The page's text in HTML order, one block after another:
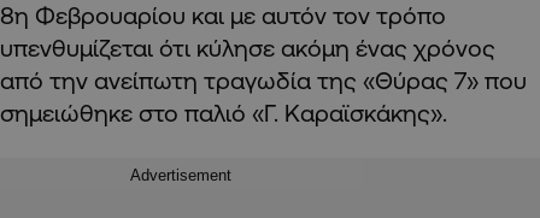
8η Φεβρουαρίου και με αυτόν τον τρόπο
υπενθυμίζεται ότι κύλησε ακόμη ένας χρόνος
από την ανείπωτη τραγωδία της «Θύρας 7» που
σημειώθηκε στο παλιό «Γ. Καραϊσκάκης».
Advertisement